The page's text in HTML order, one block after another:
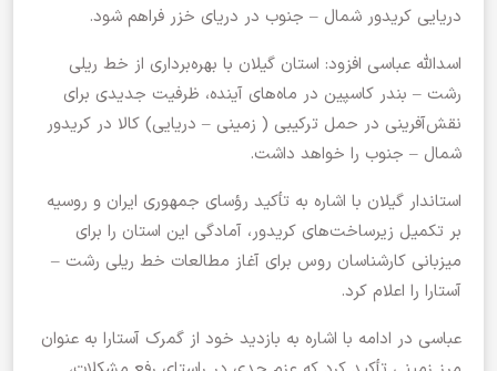
دریایی کریدور شمال – جنوب در دریای خزر فراهم شود.
اسدالله عباسی افزود: استان گیلان با بهره‌برداری از خط ریلی
رشت – بندر کاسپین در ماه‌های آینده، ظرفیت جدیدی برای
نقش‌آفرینی در حمل ترکیبی ( زمینی – دریایی) کالا در کریدور
شمال – جنوب را خواهد داشت.
استاندار گیلان با اشاره به تأکید رؤسای جمهوری ایران و روسیه
بر تکمیل زیرساخت‌های کریدور، آمادگی این استان را برای
میزبانی کارشناسان روس برای آغاز مطالعات خط ریلی رشت –
آستارا را اعلام کرد.
عباسی در ادامه با اشاره به بازدید خود از گمرک آستارا به عنوان